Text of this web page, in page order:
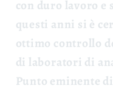
con duro lavoro
questi anni si è
ottimo controllo
di laboratori di
Punto eminente